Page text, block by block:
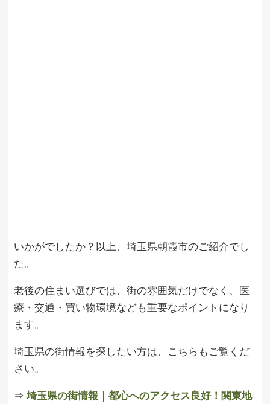
いかがでしたか？以上、埼玉県朝霞市のご紹介でし
た。
老後の住まい選びでは、街の雰囲気だけでなく、医
療・交通・買い物環境なども重要なポイントになり
ます。
埼玉県の街情報を探したい方は、こちらもご覧くだ
さい。
⇒埼玉県の街情報｜都心へのアクセス良好！関東地